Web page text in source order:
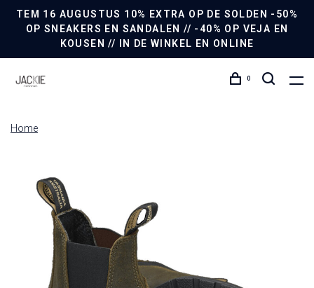
TEM 16 AUGUSTUS 10% EXTRA OP DE SOLDEN -50%
OP SNEAKERS EN SANDALEN // -40% OP VEJA EN
KOUSEN // IN DE WINKEL EN ONLINE
0
Home